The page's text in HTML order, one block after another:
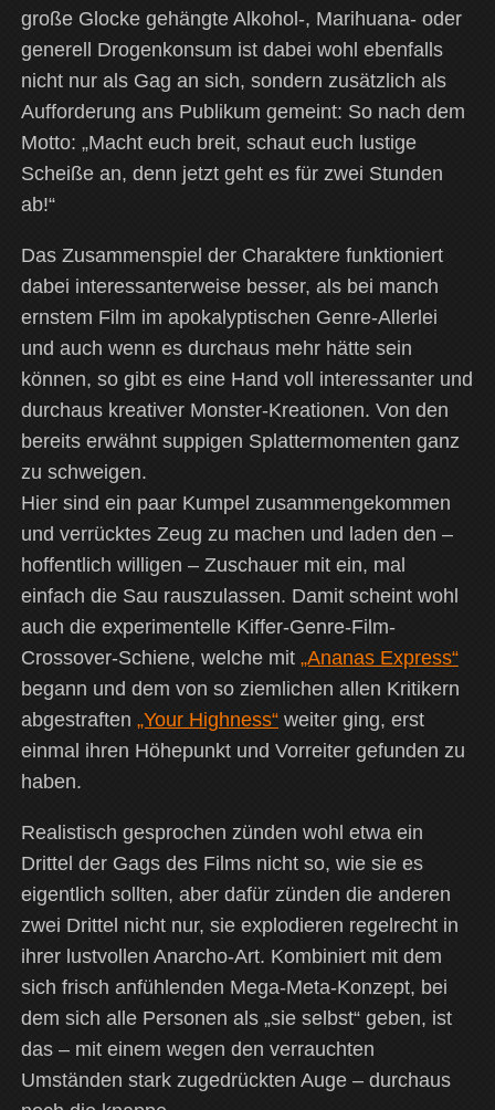
große Glocke gehängte Alkohol-, Marihuana- oder
generell Drogenkonsum ist dabei wohl ebenfalls
nicht nur als Gag an sich, sondern zusätzlich als
Aufforderung ans Publikum gemeint: So nach dem
Motto: „Macht euch breit, schaut euch lustige
Scheiße an, denn jetzt geht es für zwei Stunden
ab!“
Das Zusammenspiel der Charaktere funktioniert
dabei interessanterweise besser, als bei manch
ernstem Film im apokalyptischen Genre-Allerlei
und auch wenn es durchaus mehr hätte sein
können, so gibt es eine Hand voll interessanter und
durchaus kreativer Monster-Kreationen. Von den
bereits erwähnt suppigen Splattermomenten ganz
zu schweigen.
Hier sind ein paar Kumpel zusammengekommen
und verrücktes Zeug zu machen und laden den –
hoffentlich willigen – Zuschauer mit ein, mal
einfach die Sau rauszulassen. Damit scheint wohl
auch die experimentelle Kiffer-Genre-Film-
Crossover-Schiene, welche mit „Ananas Express“
begann und dem von so ziemlichen allen Kritikern
abgestraften „Your Highness“weiter ging, erst
einmal ihren Höhepunkt und Vorreiter gefunden zu
haben.
Realistisch gesprochen zünden wohl etwa ein
Drittel der Gags des Films nicht so, wie sie es
eigentlich sollten, aber dafür zünden die anderen
zwei Drittel nicht nur, sie explodieren regelrecht in
ihrer lustvollen Anarcho-Art. Kombiniert mit dem
sich frisch anfühlenden Mega-Meta-Konzept, bei
dem sich alle Personen als „sie selbst“ geben, ist
das – mit einem wegen den verrauchten
Umständen stark zugedrückten Auge – durchaus